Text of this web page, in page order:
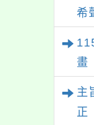
日
希
畫
主
正